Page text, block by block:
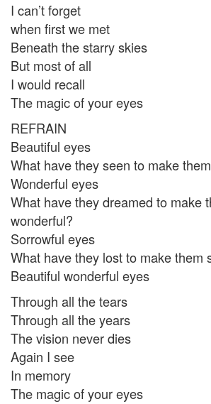
I can’t forget
when first we met
Beneath the starry skies
But most of all
I would recall
The magic of your eyes
REFRAIN
Beautiful eyes
What have they seen to make
Wonderful eyes
What have they dreamed to make
wonderful?
Sorrowful eyes
What have they lost to make them
Beautiful wonderful eyes
Through all the tears
Through all the years
The vision never dies
Again I see
In memory
The magic of your eyes